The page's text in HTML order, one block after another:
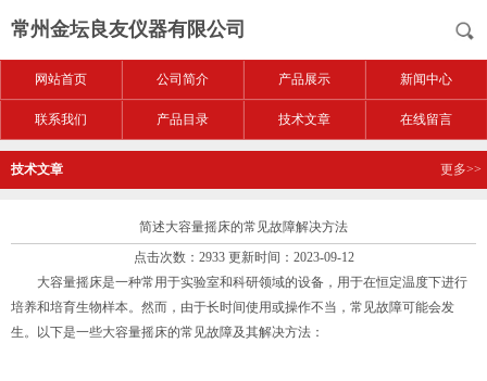
常州金坛良友仪器有限公司
网站首页 公司简介 产品展示 新闻中心
联系我们 产品目录 技术文章 在线留言
技术文章 更多>>
简述大容量摇床的常见故障解决方法
点击次数：2933 更新时间：2023-09-12
大容量摇床是一种常用于实验室和科研领域的设备，用于在恒定温度下进行
培养和培育生物样本。然而，由于长时间使用或操作不当，常见故障可能会发
生。以下是一些大容量摇床的常见故障及其解决方法：